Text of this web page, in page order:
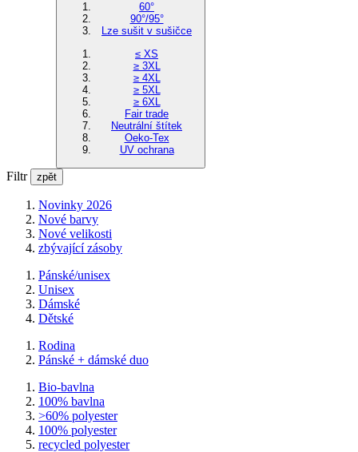
60°
90°/95°
Lze sušit v sušičce
≤ XS
≥ 3XL
≥ 4XL
≥ 5XL
≥ 6XL
Fair trade
Neutrální štítek
Oeko-Tex
UV ochrana
Filtr zpět
Novinky 2026
Nové barvy
Nové velikosti
zbývající zásoby
Pánské/unisex
Unisex
Dámské
Dětské
Rodina
Pánské + dámské duo
Bio-bavlna
100% bavlna
>60% polyester
100% polyester
recycled polyester